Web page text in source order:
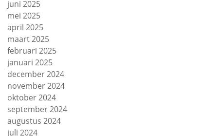
juni 2025
mei 2025
april 2025
maart 2025
februari 2025
januari 2025
december 2024
november 2024
oktober 2024
september 2024
augustus 2024
juli 2024